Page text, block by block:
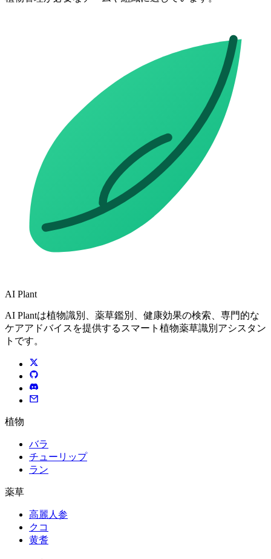
AI Plant
AI Plantは植物識別、薬草鑑別、健康効果の検索、専門的な
ケアアドバイスを提供するスマート植物薬草識別アシスタン
トです。
植物
バラ
チューリップ
ラン
薬草
高麗人参
クコ
黄耆